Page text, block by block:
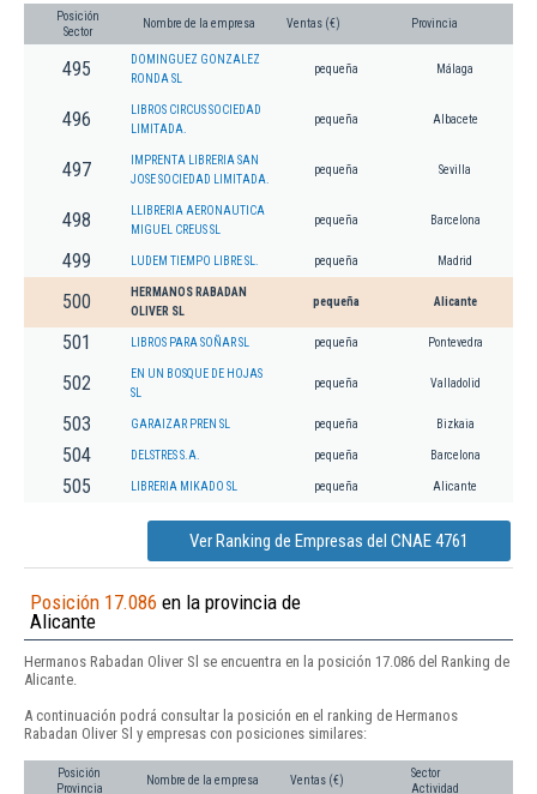
Posición
Sector
Nombre de la empresa Ventas (€) Provincia
495
DOMINGUEZ GONZALEZ
RONDA SL
pequeña Málaga
496
LIBROS CIRCUS SOCIEDAD
LIMITADA.
pequeña Albacete
497
IMPRENTA LIBRERIA SAN
JOSE SOCIEDAD LIMITADA.
pequeña Sevilla
498
LLIBRERIA AERONAUTICA
MIGUEL CREUS SL
pequeña Barcelona
499 LUDEM TIEMPO LIBRE SL. pequeña Madrid
500
HERMANOS RABADAN
OLIVER SL
pequeña Alicante
501 LIBROS PARA SOÑAR SL pequeña Pontevedra
502
EN UN BOSQUE DE HOJAS
SL
pequeña Valladolid
503 GARAIZAR PREN SL pequeña Bizkaia
504 DELSTRES S.A. pequeña Barcelona
505 LIBRERIA MIKADO SL pequeña Alicante
Ver Ranking de Empresas del CNAE 4761
Posición 17.086 en la provincia de
Alicante
Hermanos Rabadan Oliver Sl se encuentra en la posición 17.086 del Ranking de
Alicante.
A continuación podrá consultar la posición en el ranking de Hermanos
Rabadan Oliver Sl y empresas con posiciones similares:
Posición
Provincia
Nombre de la empresa Ventas (€)
Sector
Actividad